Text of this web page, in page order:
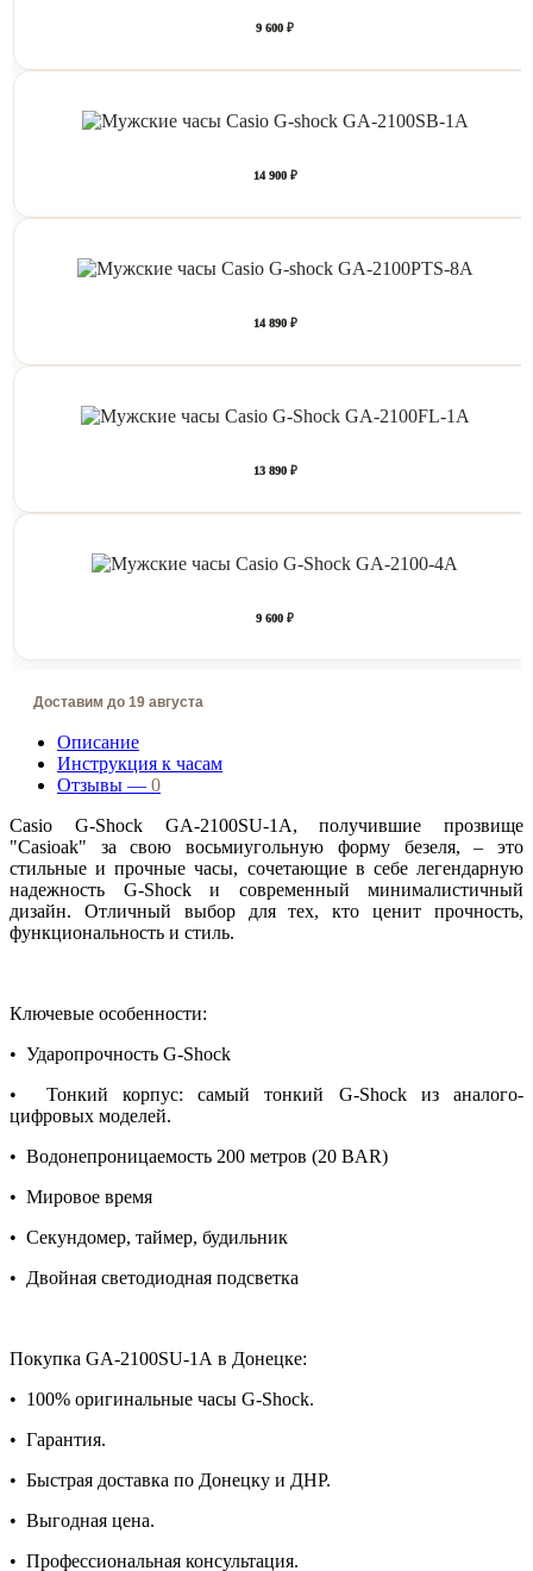
9 600 ₽
14 900 ₽
14 890 ₽
13 890 ₽
9 600 ₽
Доставим до 19 августа
Описание
Инструкция к часам
Отзывы — 0
Casio G-Shock GA-2100SU-1A, получившие прозвище
"Casioak" за свою восьмиугольную форму безеля, – это
стильные и прочные часы, сочетающие в себе легендарную
надежность G-Shock и современный минималистичный
дизайн. Отличный выбор для тех, кто ценит прочность,
функциональность и стиль.
Ключевые особенности:
• Ударопрочность G-Shock
• Тонкий корпус: самый тонкий G-Shock из аналого-
цифровых моделей.
• Водонепроницаемость 200 метров (20 BAR)
• Мировое время
• Секундомер, таймер, будильник
• Двойная светодиодная подсветка
Покупка GA-2100SU-1A в Донецке:
• 100% оригинальные часы G-Shock.
• Гарантия.
• Быстрая доставка по Донецку и ДНР.
• Выгодная цена.
• Профессиональная консультация.